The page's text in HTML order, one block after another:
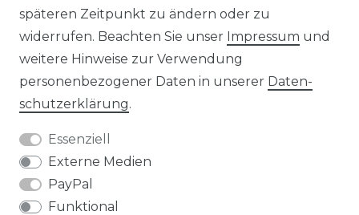
Wir versenden mit
späteren Zeitpunkt zu ändern oder zu
widerrufen. Beachten Sie unser Impressum und
weitere Hinweise zur Verwendung
personenbezogener Daten in unserer Daten­
schutz­erklärung.
Essenziell
Externe Medien
PayPal
Funktional